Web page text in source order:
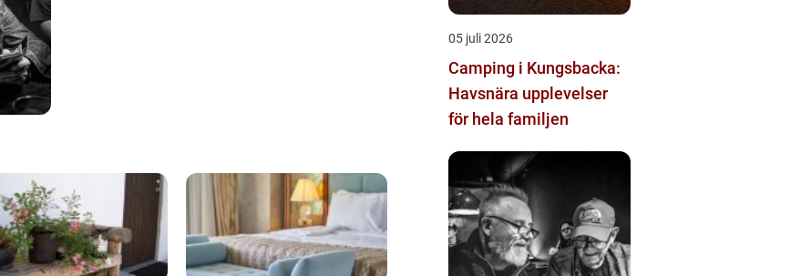
05 juli 2026
Camping i Kungsbacka:
Havsnära upplevelser
för hela familjen